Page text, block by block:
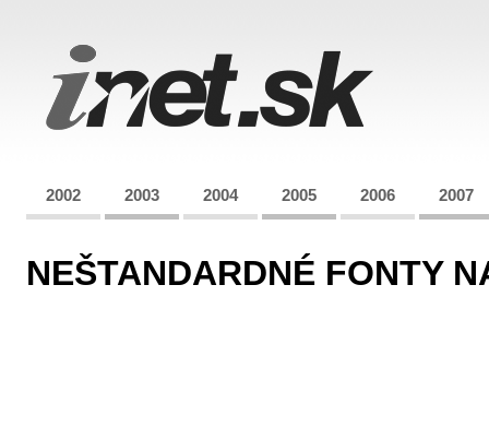
2002 2003 2004 2005 2006 2007
NEŠTANDARDNÉ FONTY